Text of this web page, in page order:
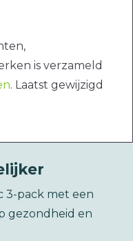
is verzameld
. Laatst gewijzigd
3-pack met een
gezondheid en